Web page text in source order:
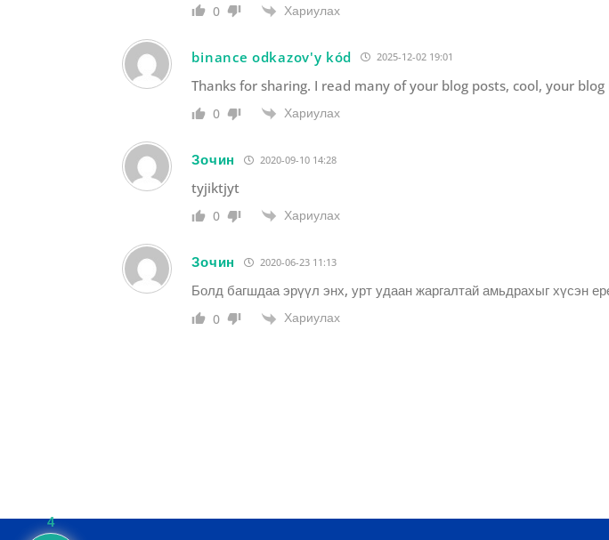
0 Хариулах
binance odkazov'y kód 2025-12-02 19:01
Thanks for sharing. I read many of your blog posts, cool, your blog
0 Хариулах
Зочин 2020-09-10 14:28
tyjiktjyt
0 Хариулах
Зочин 2020-06-23 11:13
Болд багшдаа эрүүл энх, урт удаан жаргалтай амьдрахыг хүсэн
0 Хариулах
4